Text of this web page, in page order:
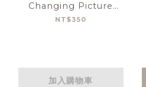
Changing Picture
Book 可愛小雞變色操作書
NT$350
加入購物車